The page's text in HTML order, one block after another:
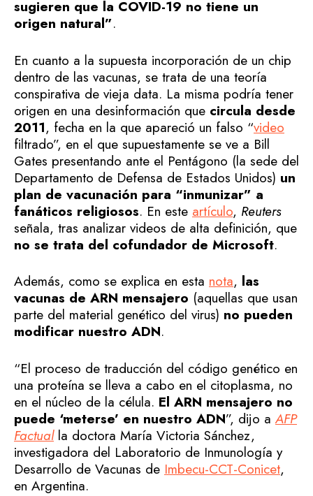
sugieren que la COVID-19 no tiene un
origen natural”.
En cuanto a la supuesta incorporación de un chip
dentro de las vacunas, se trata de una teoría
conspirativa de vieja data. La misma podría tener
origen en una desinformación que circula desde
2011, fecha en la que apareció un falso “video
filtrado”, en el que supuestamente se ve a Bill
Gates presentando ante el Pentágono (la sede del
Departamento de Defensa de Estados Unidos) un
plan de vacunación para “inmunizar” a
fanáticos religiosos. En este artículo, Reuters
señala, tras analizar videos de alta definición, que
no se trata del cofundador de Microsoft.
Además, como se explica en esta nota, las
vacunas de ARN mensajero (aquellas que usan
parte del material genético del virus) no pueden
modificar nuestro ADN.
“El proceso de traducción del código genético en
una proteína se lleva a cabo en el citoplasma, no
en el núcleo de la célula. El ARN mensajero no
puede ‘meterse’ en nuestro ADN”, dijo aAFP
Factualla doctora María Victoria Sánchez,
investigadora del Laboratorio de Inmunología y
Desarrollo de Vacunas de Imbecu-CCT-Conicet,
en Argentina.